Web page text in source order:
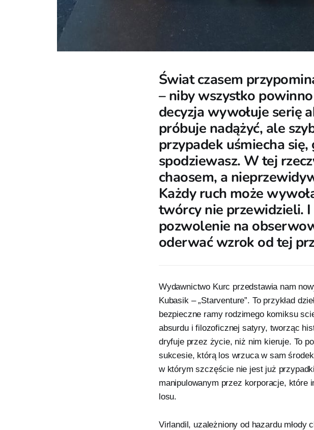
Świat czasem
– niby wszystko
decyzja wywołuje serię
próbuje nadążyć, ale
przypadek uśmiecha
spodziewasz. W tej
chaosem, a
Każdy ruch może
twórcy nie przewidzieli.
pozwolenie na
oderwać wzrok od tej
Wydawnictwo Kurc przedstawia nam
Kubasik – „Starventure”. To przykład
bezpieczne ramy rodzimego komiksu
absurdu i filozoficznej satyry, tworząc
dryfuje przez życie, niż nim kieruje. To
sukcesie, którą los wrzuca w sam
w którym szczęście nie jest już
manipulowanym przez korporacje, które
losu.
Virlandil, uzależniony od hazardu młody